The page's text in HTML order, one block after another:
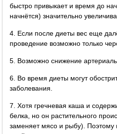
быстро привыкает и время до
начнётся) значительно
4. Если после диеты вес еще
проведение возможно только
5. Возможно снижение
6. Во время диеты могут
заболевания.
7. Хотя гречневая каша и
белка, но он растительного
заменяет мясо и рыбу). Поэтому